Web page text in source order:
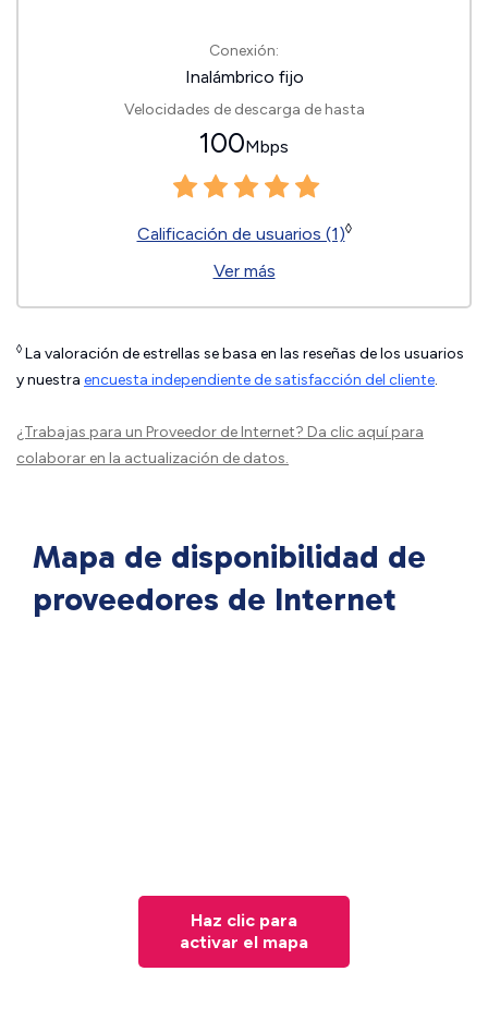
Conexión:
Inalámbrico fijo
Velocidades de descarga de hasta
100Mbps
Calificación de usuarios (1)◊
Ver más
◊ La valoración de estrellas se basa en las reseñas de los usuarios
y nuestra encuesta independiente de satisfacción del cliente.
¿Trabajas para un Proveedor de Internet? Da clic aquípara
colaborar en la actualización de datos.
Mapa de disponibilidad de
proveedores de Internet
Haz clic para
activar el mapa